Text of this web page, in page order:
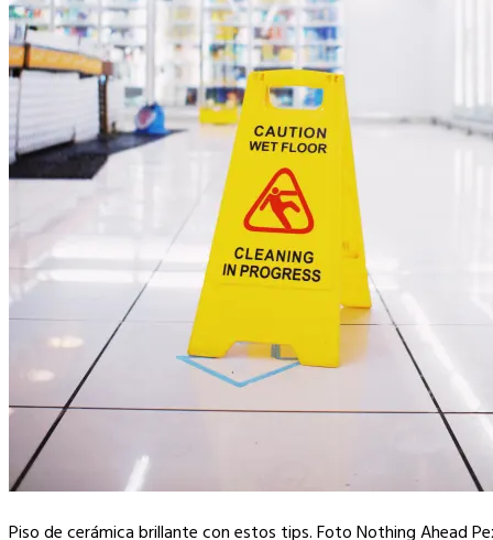
Piso de cerámica brillante con estos tips. Foto Nothing Ahead